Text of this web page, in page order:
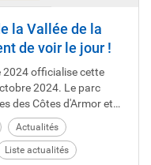
la Vallée de la
de voir le jour !
2024 officialise cette
2024. Le parc
des Côtes d'Armor et
Actualités
Liste actualités